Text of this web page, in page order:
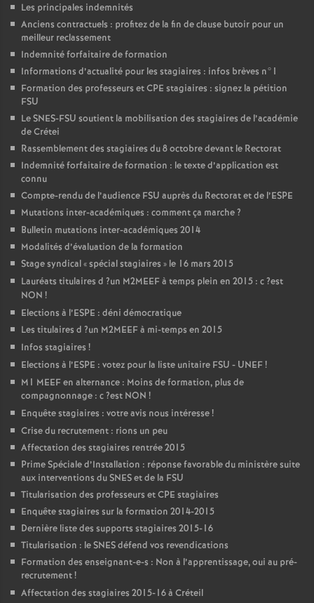
Les principales indemnités
Anciens contractuels : profitez de la fin de clause butoir pour un
meilleur reclassement
Indemnité forfaitaire de formation
Informations d’actualité pour les stagiaires : infos brèves n°1
Formation des professeurs etCPE stagiaires : signez la pétition
FSU
LeSNES-FSU soutient la mobilisation des stagiaires de l’académie
de Crétei
Rassemblement des stagiaires du 8 octobre devant le Rectorat
Indemnité forfaitaire de formation : le texte d’application est
connu
Compte-rendu de l’audience FSU auprès du Rectorat et de l’ESPE
Mutations inter-académiques : comment ça marche?
Bulletin mutations inter-académiques 2014
Modalités d’évaluation de la formation
Stage syndical «spécial stagiaires » le 16 mars 2015
Lauréats titulaires d ?un M2MEEFà temps plein en 2015 : c?est
NON !
Elections à l’ESPE : déni démocratique
Les titulaires d ?un M2MEEFà mi-temps en 2015
Infos stagiaires !
Elections à l’ESPE : votez pour la liste unitaire FSU - UNEF!
M1 MEEFen alternance : Moins de formation, plus de
compagnonnage : c?est NON !
Enquête stagiaires : votre avis nous intéresse!
Crise du recrutement : rions un peu
Affectation des stagiaires rentrée 2015
Prime Spéciale d’Installation : réponse favorable du ministère suite
aux interventions duSNESet de la FSU
Titularisation des professeurs etCPE stagiaires
Enquête stagiaires sur la formation 2014-2015
Dernière liste des supports stagiaires 2015-16
Titularisation : leSNESdéfend vos revendications
Formation des enseignant-e-s : Non à l’apprentissage, oui au pré-
recrutement!
Affectation des stagiaires 2015-16 à Créteil